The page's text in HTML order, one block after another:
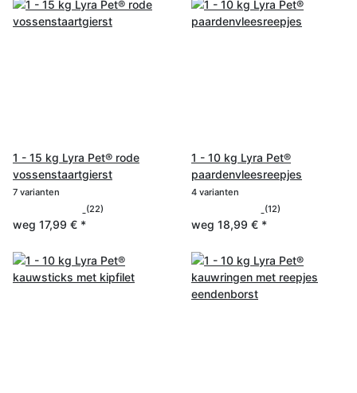
1 - 15 kg Lyra Pet® rode
vossenstaartgierst
7 varianten
(22)
weg 17,99 € *
1 - 10 kg Lyra Pet®
paardenvleesreepjes
4 varianten
(12)
weg 18,99 € *